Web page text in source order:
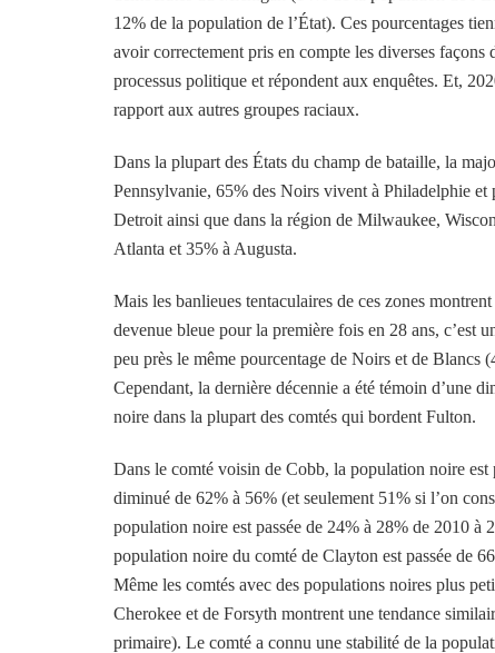
12% de la population de l’État). Ces pourcentages
avoir correctement pris en compte les diverses
processus politique et répondent aux enquêtes. Et,
rapport aux autres groupes raciaux.
Dans la plupart des États du champ de bataille, la
Pennsylvanie, 65% des Noirs vivent à Philadelphie
Detroit ainsi que dans la région de Milwaukee,
Atlanta et 35% à Augusta.
Mais les banlieues tentaculaires de ces zones
devenue bleue pour la première fois en 28 ans, c’est
peu près le même pourcentage de Noirs et de
Cependant, la dernière décennie a été témoin d’une
noire dans la plupart des comtés qui bordent Fulton.
Dans le comté voisin de Cobb, la population noire
diminué de 62% à 56% (et seulement 51% si l’on
population noire est passée de 24% à 28% de 2010
population noire du comté de Clayton est passée de
Même les comtés avec des populations noires plus
Cherokee et de Forsyth montrent une tendance
primaire). Le comté a connu une stabilité de la